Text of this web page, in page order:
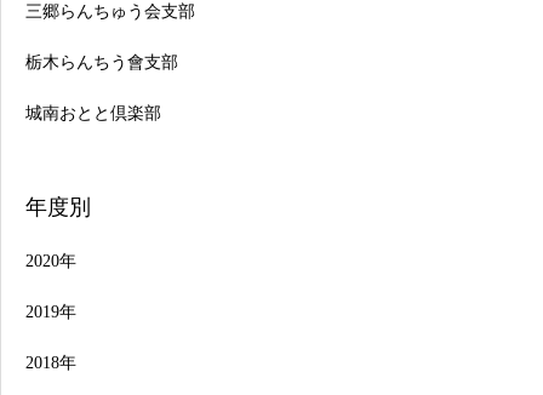
三郷らんちゅう会支部
栃木らんちう會支部
城南おとと倶楽部
年度別
2020年
2019年
2018年